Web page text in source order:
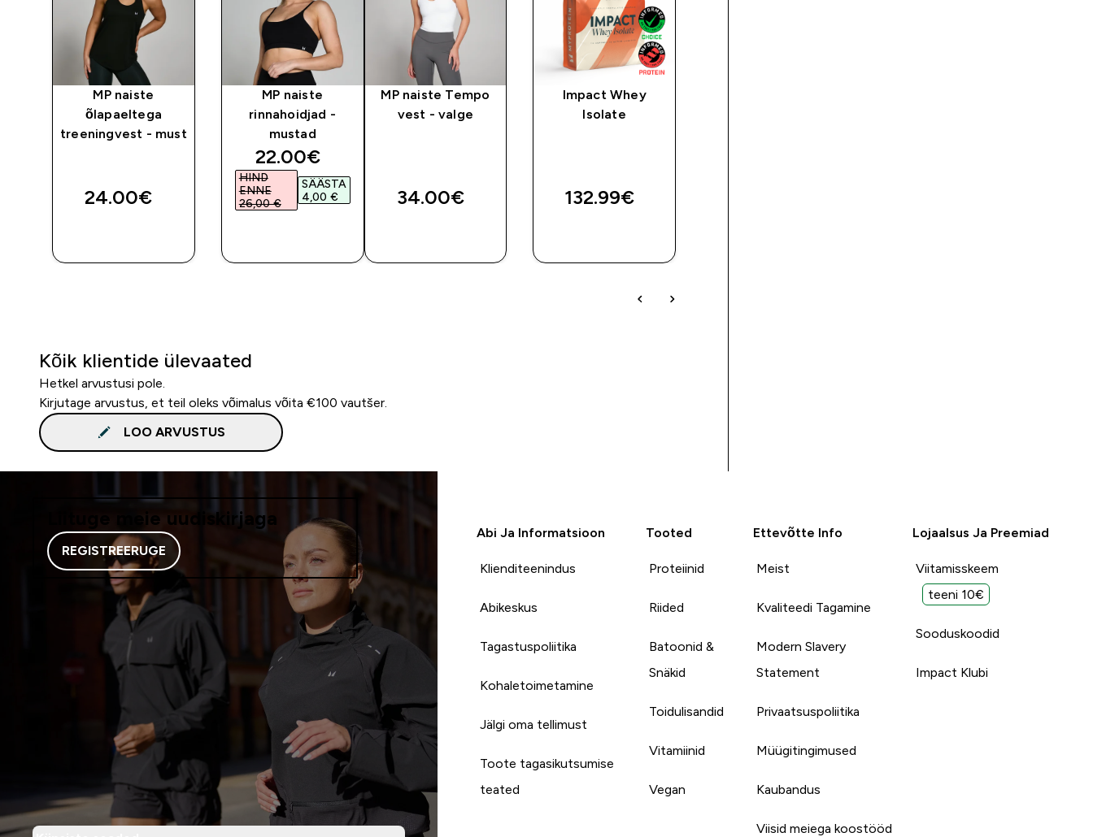
MP naiste
õlapaeltega
treeningvest - must
24.00€‎
MP naiste
rinnahoidjad -
mustad
discounted price
22.00€‎
HIND
ENNE
26,00 €‎
SÄÄSTA
4,00 €‎
MP naiste Tempo
vest - valge
34.00€‎
Impact Whey
Isolate
132.99€‎
Kõik klientide ülevaated
Hetkel arvustusi pole.
Kirjutage arvustus, et teil oleks võimalus võita €100 vautšer.
LOO ARVUSTUS
Liituge meie uudiskirjaga
REGISTREERUGE
Abi Ja Informatsioon
Klienditeenindus
Abikeskus
Tagastuspoliitika
Kohaletoimetamine
Jälgi oma tellimust
Toote tagasikutsumise
teated
Tooted
Proteiinid
Riided
Batoonid &
Snäkid
Toidulisandid
Vitamiinid
Vegan
Ettevõtte Info
Meist
Kvaliteedi Tagamine
Modern Slavery
Statement
Privaatsuspoliitika
Müügitingimused
Kaubandus
Viisid meiega koostööd
Lojaalsus Ja Preemiad
Viitamisskeem
teeni 10€
Sooduskoodid
Impact Klubi